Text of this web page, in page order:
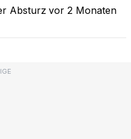
Absturz vor 2 Monaten